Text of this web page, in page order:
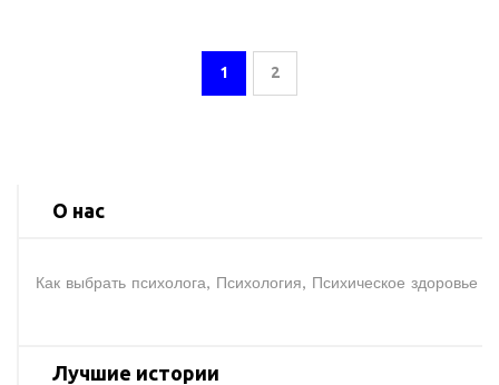
1 2
О нас
Как выбрать психолога, Психология, Психическое здоровье
Лучшие истории